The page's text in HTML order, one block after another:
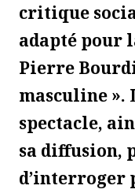
critique
adapté pour
Pierre
masculine ».
spectacle,
sa diffusion,
d’interroger